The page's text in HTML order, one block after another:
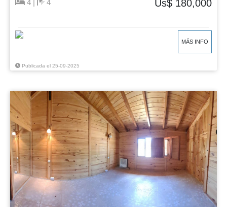
4 | 4 Us$ 180,000
MÁS INFO
Publicada el 25-09-2025